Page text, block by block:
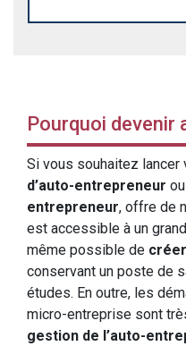
Pourquoi devenir
Si vous souhaitez lancer
d’auto-entrepreneur
entrepreneur, offre de
est accessible à un
même possible de
conservant un poste de
études. En outre, les
micro-entreprise sont
gestion de l’auto-